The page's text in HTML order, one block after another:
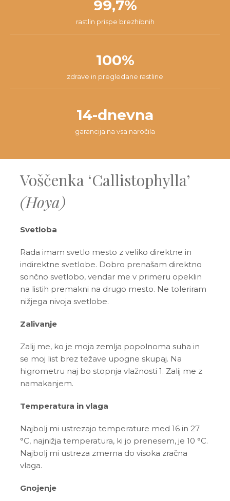
99,7%
rastlin prispe brezhibnih
100%
zdrave in pregledane rastline
14-dnevna
garancija na vsa naročila
Voščenka ‘Callistophylla’
(Hoya)
Svetloba
Rada imam svetlo mesto z veliko direktne in
indirektne svetlobe. Dobro prenašam direktno
sončno svetlobo, vendar me v primeru opeklin
na listih premakni na drugo mesto. Ne toleriram
nižjega nivoja svetlobe.
Zalivanje
Zalij me, ko je moja zemlja popolnoma suha in
se moj list brez težave upogne skupaj. Na
higrometru naj bo stopnja vlažnosti 1. Zalij me z
namakanjem.
Temperatura in vlaga
Najbolj mi ustrezajo temperature med 16 in 27
°C, najnižja temperatura, ki jo prenesem, je 10 °C.
Najbolj mi ustreza zmerna do visoka zračna
vlaga.
Gnojenje